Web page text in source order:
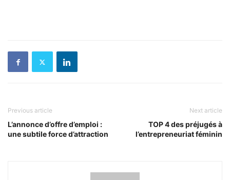
Previous article
L’annonce d’offre d’emploi :
une subtile force d’attraction
Next article
TOP 4 des préjugés à
l’entrepreneuriat féminin